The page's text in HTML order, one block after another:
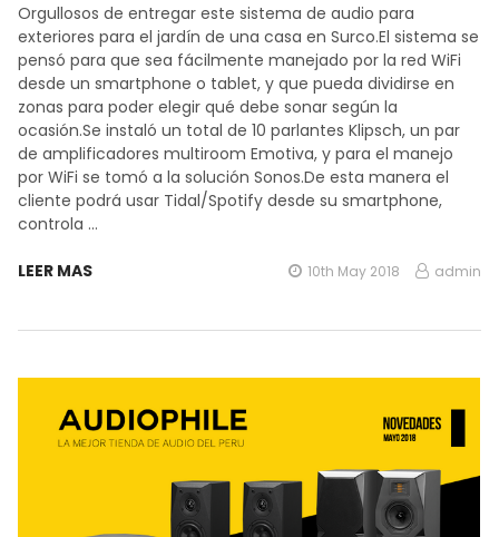
Orgullosos de entregar este sistema de audio para
exteriores para el jardín de una casa en Surco.El sistema se
pensó para que sea fácilmente manejado por la red WiFi
desde un smartphone o tablet, y que pueda dividirse en
zonas para poder elegir qué debe sonar según la
ocasión.Se instaló un total de 10 parlantes Klipsch, un par
de amplificadores multiroom Emotiva, y para el manejo
por WiFi se tomó a la solución Sonos.De esta manera el
cliente podrá usar Tidal/Spotify desde su smartphone,
controla …
LEER MAS 10th May 2018 admin